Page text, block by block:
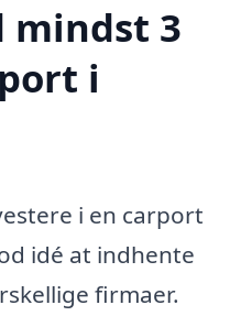
3
i
i en carport
idé at indhente
firmaer.